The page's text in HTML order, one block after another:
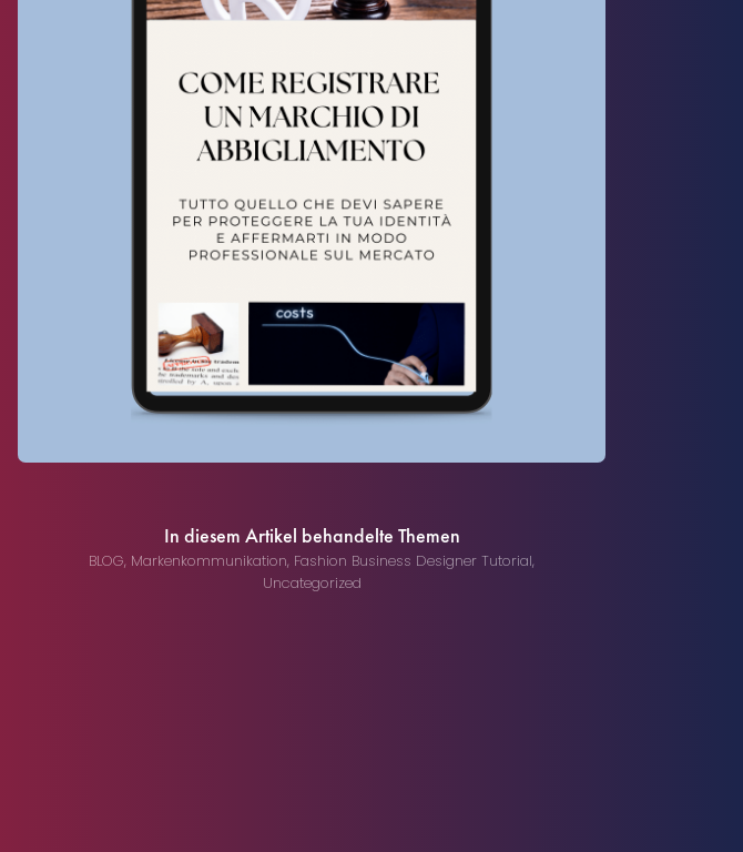
In diesem Artikel behandelte Themen
BLOG, Markenkommunikation, Fashion Business Designer Tutorial,
Uncategorized